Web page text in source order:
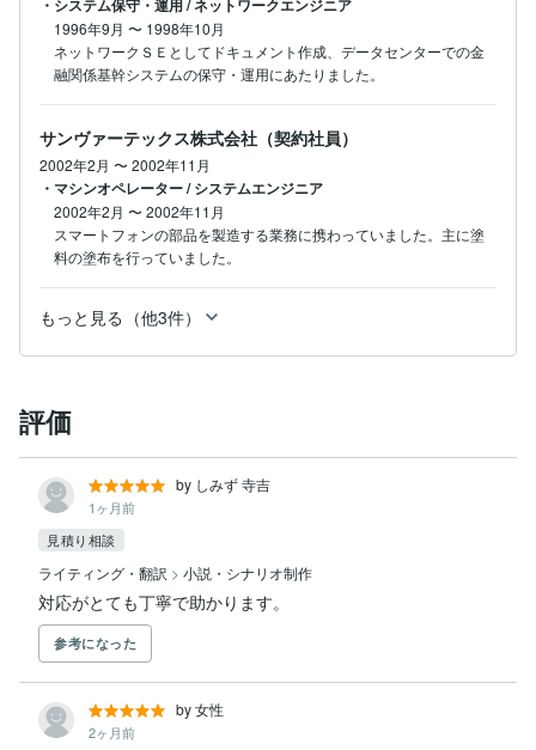
・システム保守・運用 / ネットワークエンジニア
1996年9月 〜 1998年10月
ネットワークＳＥとしてドキュメント作成、データセンターでの金
融関係基幹システムの保守・運用にあたりました。
サンヴァーテックス株式会社（契約社員）
2002年2月 〜2002年11月
・マシンオペレーター / システムエンジニア
2002年2月 〜2002年11月
スマートフォンの部品を製造する業務に携わっていました。主に塗
料の塗布を行っていました。
もっと見る（他3件）
評価
by しみず 寺吉
1ヶ月前
見積り相談
ライティング・翻訳 > 小説・シナリオ制作
対応がとても丁寧で助かります。
参考になった
by 女性
2ヶ月前